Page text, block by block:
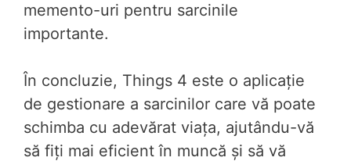
memento-uri pentru sarcinile
importante.
În concluzie, Things 4 este o aplicație
de gestionare a sarcinilor care vă poate
schimba cu adevărat viața, ajutându-vă
să fiți mai eficient în muncă și să vă